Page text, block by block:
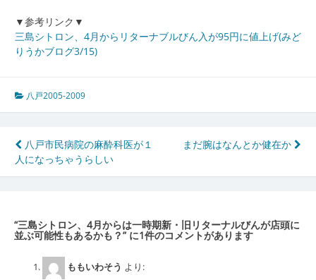
▼参考リンク▼
三島シトロン、4月からリターナブルびん入が95円に値上げ(みど
りうかブログ3/15)
八戸2005-2009
投
稿
ビ
ゲ
ー
八戸市民病院の麻酔科医が１
人になっちゃうらしい
まだ腕はなんとか健在か
“三島シトロン、4月からは一時期新・旧リターナルびんが店頭に
並ぶ可能性もあるかも？” に1件のコメントがあります
ももいわそう より: